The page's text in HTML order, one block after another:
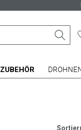
ZUBEHÖR